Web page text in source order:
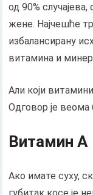
од 90%
жене. Најчешће
избалансирану
витамина и
Али који
Одговор је веома
Витамин А
Ако имате суху,